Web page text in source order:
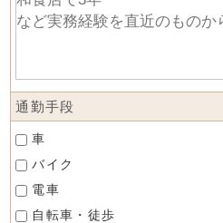
通勤手段
車
バイク
電車
自転車・徒歩